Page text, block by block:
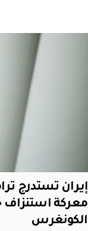
إيران تستدرج
معركة استنزاف
الكونغرس